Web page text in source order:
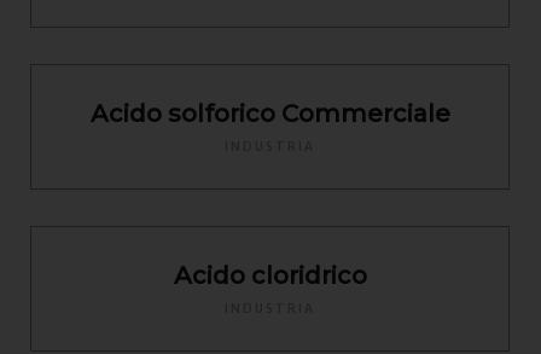
Acido solforico Commerciale
Acido cloridrico